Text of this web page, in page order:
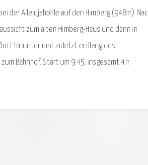
der Allelujahöhle auf den Himberg (948m).
zum alten Himberg-Haus und dann in
hinunter und zuletzt entlang des
Bahnhof. Start um 9:45, insgesamt 4 h